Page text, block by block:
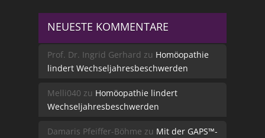
NEUESTE KOMMENTARE
Prof. Dr. Ingrid Gerhard zu Homöopathie
lindert Wechseljahresbeschwerden
Melli040 zu Homöopathie lindert
Wechseljahresbeschwerden
Damaris Pfeiffer-Böhme zu Mit der GAPS™-